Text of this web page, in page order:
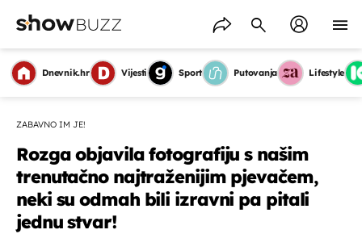
Dnevnik.hr Vijesti Sport Putovanja Lifestyle
ZABAVNO IM JE!
Rozga objavila fotografiju s našim
trenutačno najtraženijim pjevačem,
neki su odmah bili izravni pa pitali
jednu stvar!